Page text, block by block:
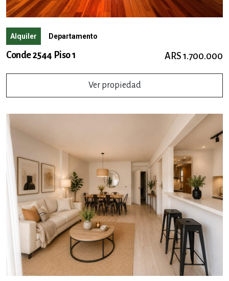
Alquiler Departamento
Conde 2544 Piso 1 ARS 1.700.000
Ver propiedad